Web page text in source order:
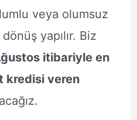
veya olumsuz
yapılır. Biz
itibariyle en
kredisi veren